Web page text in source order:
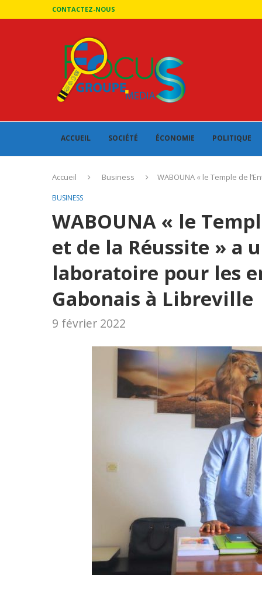
CONTACTEZ-NOUS
ACCUEIL SOCIÉTÉ ÉCONOMIE POLITIQUE
Accueil Business WABOUNA « le Temple de
BUSINESS
WABOUNA « le
et de la Réussite » a
laboratoire pour les
Gabonais à Libreville
9 février 2022